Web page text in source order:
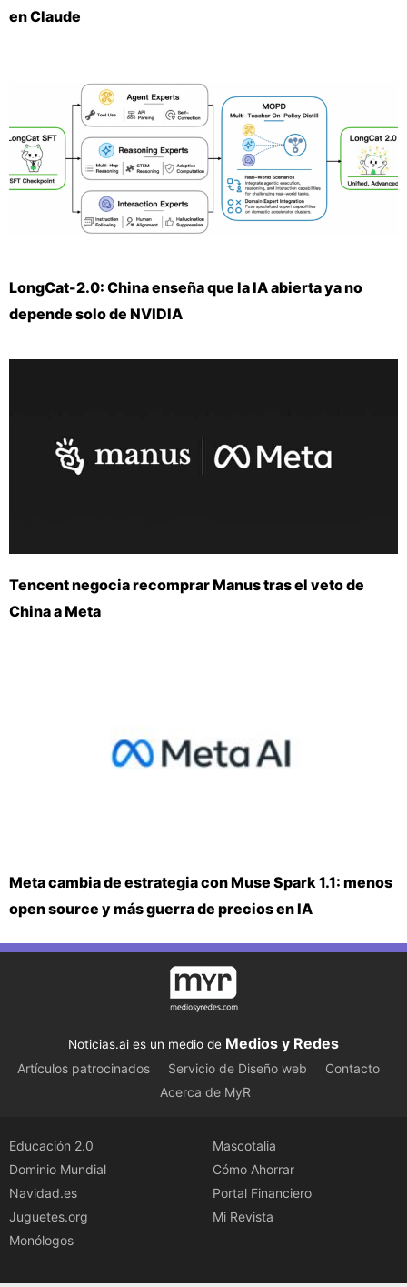
en Claude
LongCat-2.0: China enseña que la IA abierta ya no
depende solo de NVIDIA
Tencent negocia recomprar Manus tras el veto de
China a Meta
Meta cambia de estrategia con Muse Spark 1.1: menos
open source y más guerra de precios en IA
Noticias.ai es un medio de Medios y Redes
Artículos patrocinados Servicio de Diseño web
Contacto
Acerca de MyR
Educación 2.0
Dominio Mundial
Navidad.es
Juguetes.org
Monólogos
Mascotalia
Cómo Ahorrar
Portal Financiero
Mi Revista